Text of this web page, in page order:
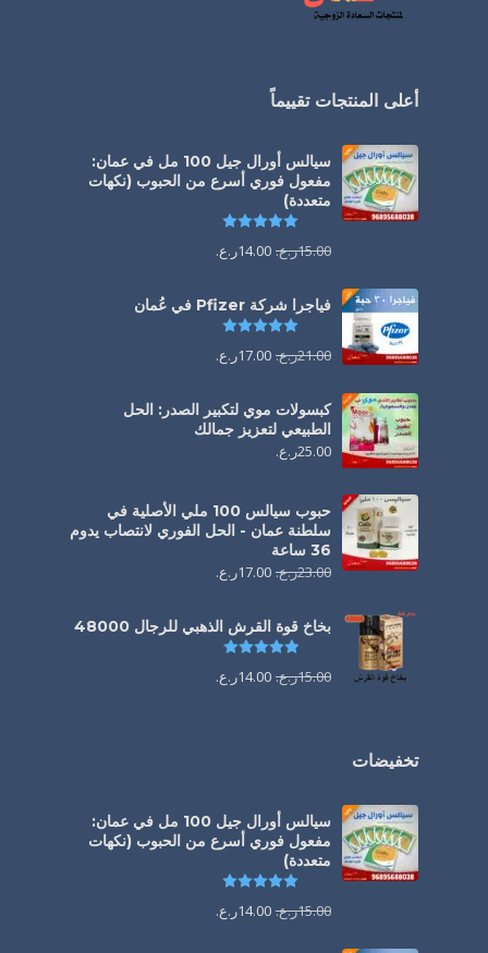
أعلى المنتجات تقييماً
سيالس أورال جيل 100 مل في عمان:
مفعول فوري أسرع من الحبوب (نكهات
متعددة)
15.00ر.ع. 14.00ر.ع.
فياجرا شركة Pfizer في عُمان
21.00ر.ع. 17.00ر.ع.
كبسولات موي لتكبير الصدر: الحل
الطبيعي لتعزيز جمالك
25.00ر.ع.
حبوب سيالس 100 ملي الأصلية في
سلطنة عمان - الحل الفوري لانتصاب يدوم
36 ساعة
23.00ر.ع. 17.00ر.ع.
بخاخ قوة القرش الذهبي للرجال 48000
تم التقييم
15.00ر.ع. 14.00ر.ع.
تخفيضات
سيالس أورال جيل 100 مل في عمان:
مفعول فوري أسرع من الحبوب (نكهات
متعددة)
15.00ر.ع. 14.00ر.ع.